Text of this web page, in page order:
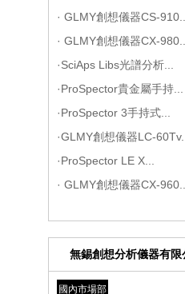
· GLMY創想儀器CS-910...
· GLMY創想儀器CX-980...
·SciAps Libs光譜分析...
·ProSpector貴金屬手持...
·ProSpector 3手持式...
·GLMY創想儀器LC-60Tv...
·ProSpector LE X...
· GLMY創想儀器CX-960...
無錫創想分析儀器有限
國內市場部